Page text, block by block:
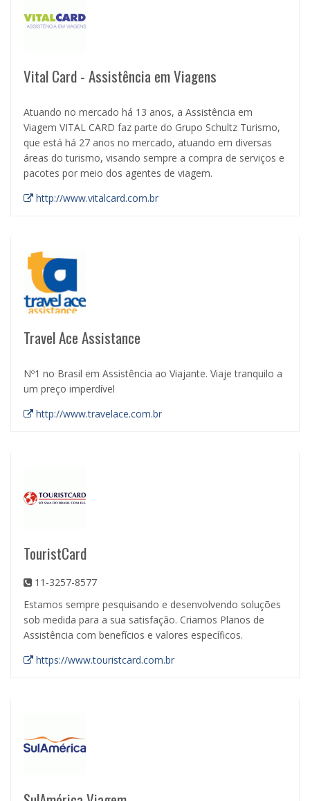
Vital Card - Assistência em Viagens
Atuando no mercado há 13 anos, a Assistência em
Viagem VITAL CARD faz parte do Grupo Schultz Turismo,
que está há 27 anos no mercado, atuando em diversas
áreas do turismo, visando sempre a compra de serviços e
pacotes por meio dos agentes de viagem.
http://www.vitalcard.com.br
Travel Ace Assistance
Nº1 no Brasil em Assistência ao Viajante. Viaje tranquilo a
um preço imperdível
http://www.travelace.com.br
TouristCard
11-3257-8577
Estamos sempre pesquisando e desenvolvendo soluções
sob medida para a sua satisfação. Criamos Planos de
Assistência com benefícios e valores específicos.
https://www.touristcard.com.br